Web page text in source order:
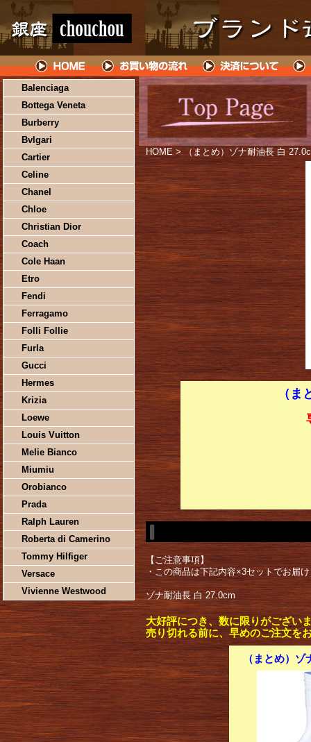
Balenciaga
Bottega Veneta
Burberry
Bvlgari
Cartier
Celine
Chanel
Chloe
Christian Dior
Coach
Cole Haan
Etro
Fendi
Ferragamo
Folli Follie
Furla
Gucci
Hermes
Krizia
Loewe
Louis Vuitton
Melie Bianco
Miumiu
Orobianco
Prada
Ralph Lauren
Roberta di Camerino
Tommy Hilfiger
Versace
Vivienne Westwood
HOME > （まとめ）ゾナ耐油長 白
（
【ご注意事項】
・この商品は下記内容×3セットでお届
ゾナ耐油長 白 27.0cm
大好評につき、数に限りがござい
売り切れる前に、早めのご注文を
（まとめ）